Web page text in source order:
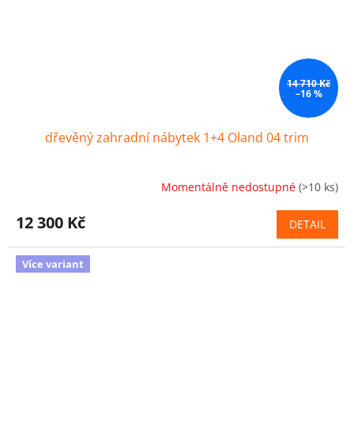
14 710 Kč
–16 %
dřevěný zahradní nábytek 1+4 Oland 04 trim
Momentálně nedostupné (>10 ks)
12 300 Kč DETAIL
Více variant